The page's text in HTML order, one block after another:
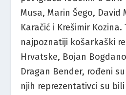
Musa, Marin Šego, David
Karačić i Krešimir Kozina.
najpoznatiji košarkaški
Hrvatske, Bojan
Dragan Bender, rođeni
njih reprezentativci su bili